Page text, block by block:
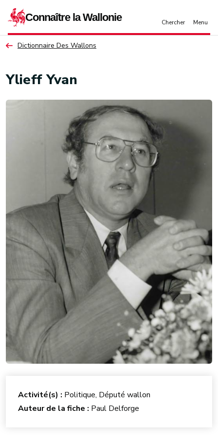
Dictionnaire Des Wallons
Ylieff Yvan
Activité(s) : Politique, Député wallon
Auteur de la fiche : Paul Delforge